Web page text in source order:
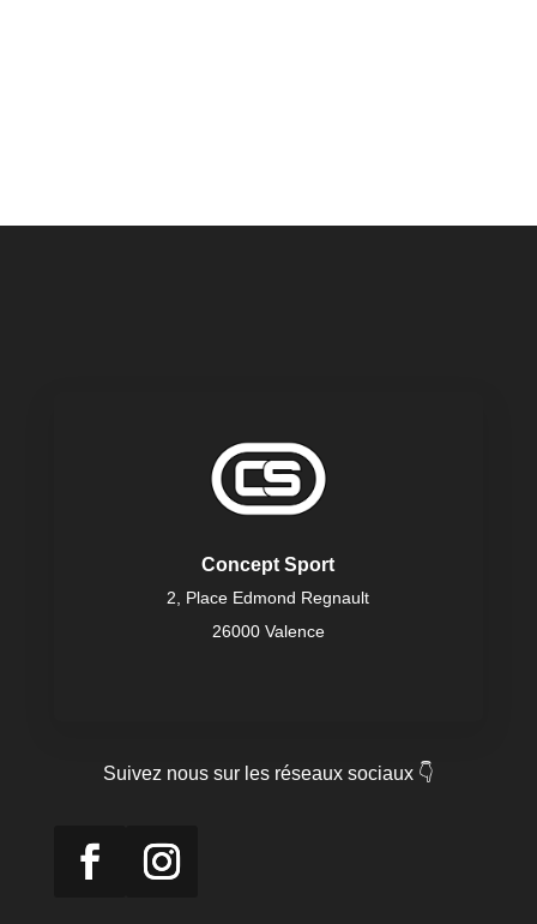
Concept Sport
2, Place Edmond Regnault
26000 Valence
Suivez nous sur les réseaux sociaux 👇